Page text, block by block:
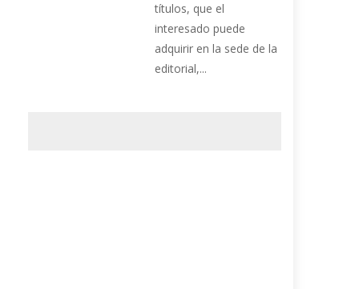
títulos, que el
interesado puede
adquirir en la sede de la
editorial,...